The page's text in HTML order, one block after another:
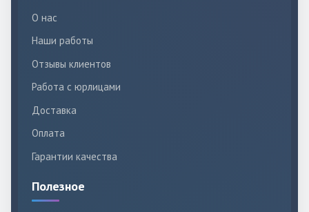
О нас
Наши работы
Отзывы клиентов
Работа с юрлицами
Доставка
Оплата
Гарантии качества
Полезное